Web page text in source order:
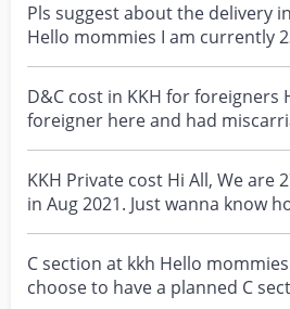
Pls suggest about the delivery
Hello mommies I am currently
pregnant, as we r...
D&C cost in KKH for foreigners
foreigner here and had
Do you have...
KKH Private cost Hi All, We are
in Aug 2021. Just wanna know how much KKH
private c...
C section at kkh Hello mommies.. Can
choose to have a planned C